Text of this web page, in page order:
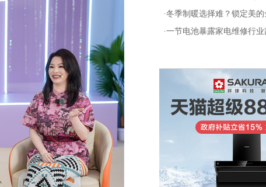
·冬季制暖选择难？锁定美
·一节电池暴露家电维修行